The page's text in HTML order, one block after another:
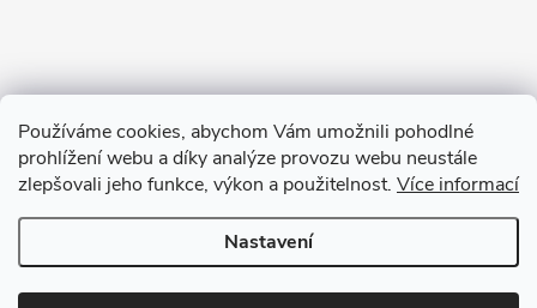
Používáme cookies, abychom Vám umožnili pohodlné
prohlížení webu a díky analýze provozu webu neustále
zlepšovali jeho funkce, výkon a použitelnost. Více informací
Nastavení
Sledovat na Instagramu
Copyright 2026GOURMET PARTNERS. Všechna práva vyhrazena.